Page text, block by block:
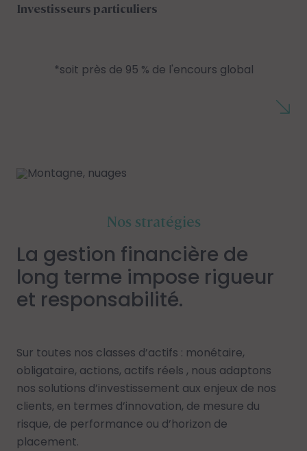
Investisseurs particuliers
*soit près de 95 % de l'encours global
Nos stratégies
La gestion financière de
long terme impose rigueur
et responsabilité.
Sur toutes nos classes d’actifs : monétaire,
obligataire, actions, actifs réels , nous adaptons
nos solutions d’investissement aux enjeux de nos
clients, en termes d’innovation, de mesure du
risque, de performance ou d’horizon de
placement.